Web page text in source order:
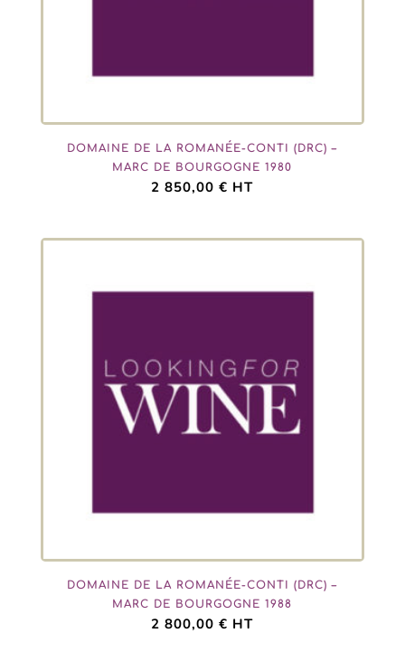
DOMAINE DE LA ROMANÉE-CONTI (DRC) –
MARC DE BOURGOGNE 1980
2 850,00€ HT
DOMAINE DE LA ROMANÉE-CONTI (DRC) –
MARC DE BOURGOGNE 1988
2 800,00€ HT